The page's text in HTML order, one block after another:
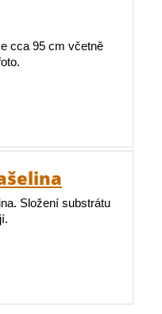
cca 95 cm včetně
Složení substrátu